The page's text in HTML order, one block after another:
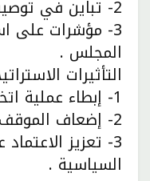
2- تباين في توصيف طبيعة الأزمة .
3- مؤشرات على
المجلس .
التأثيرات
1- إبطاء عملية اتخاذ القرار .
2- إضعاف الموقف الجماعي .
3- تعزيز
السياسية .